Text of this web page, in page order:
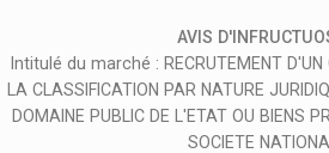
AVIS
Intitulé du marché : RECRUTEMENT D'UN
LA CLASSIFICATION PAR NATURE
DOMAINE PUBLIC DE L'ETAT OU BIENS
SOCIETE